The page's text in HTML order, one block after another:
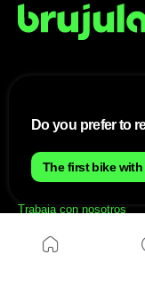
Mapa del sitio
Anúnciate con nosotros
Política de cookies
Política de privacidad
Trabaja con nosotros
WEBS AMIGAS
Do you prefer to
The first bike with